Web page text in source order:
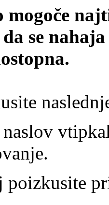
se
naslov
poizkusite